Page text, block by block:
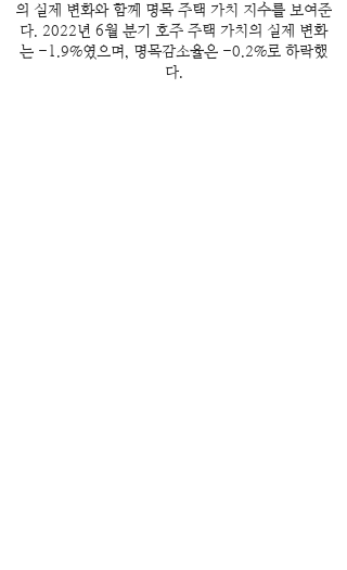
의 실제 변화와 함께 명목 주택 가치 지수를 보여준
다. 2022년 6월 분기 호주 주택 가치의 실제 변화
는 -1.9%였으며, 명목감소율은 -0.2%로 하락했
다.